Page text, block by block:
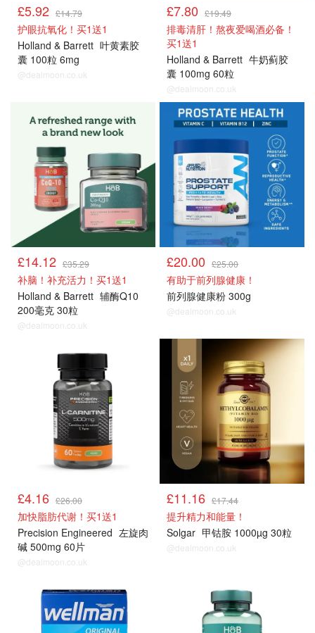
£5.92 £14.79
护眼抗氧化！买1送1
Holland & Barrett 叶黄素胶
囊 100粒 6mg
@dealmoon.co.uk
£7.80 £19.49
排毒清肝！熬夜爱喝酒必备！
买1送1
Holland & Barrett 牛奶蓟胶
囊 100mg 60粒
@dealmoon.co.uk
男士保健品
£14.12 £35.29
补脑！补充活力！买1送1
Holland & Barrett 辅酶Q10
200毫克 30粒
@dealmoon.co.uk
男士保健品
£20.00 £25.00
有助于前列腺健康！
前列腺健康粉 300g
@dealmoon.co.uk
男士保健品
£4.16 £26.00
加快脂肪代谢！买1送1
Precision Engineered 左旋肉
碱 500mg 60片
@dealmoon.co.uk
£11.16 £17.44
提升精力和能量！
Solgar 甲钴胺 1000µg 30粒
@dealmoon.co.uk
男士保健品